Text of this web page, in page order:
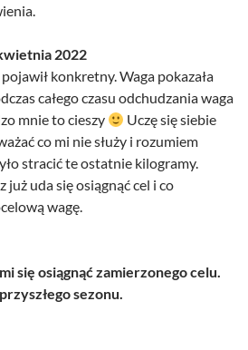
2022
konkretny. Waga pokazała
całego czasu odchudzania waga
mnie to cieszy
Uczę się siebie
co mi nie służy i rozumiem
stracić te ostatnie kilogramy.
już uda się osiągnąć cel i co
wagę.
się osiągnąć zamierzonego celu.
sezonu.